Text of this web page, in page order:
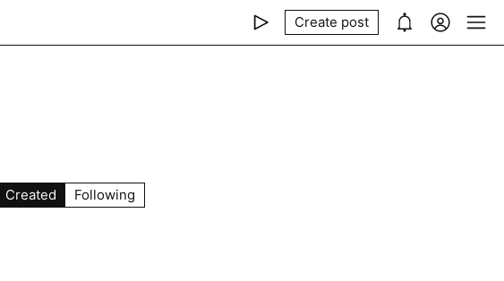
Create post
Created Following